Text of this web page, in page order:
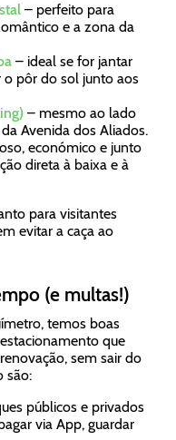
– perfeito para
e a zona da
– ideal se for jantar
o pôr do sol junto aos
– mesmo ao lado
Avenida dos Aliados.
económico e junto
direta à baixa e à
para visitantes
evitar a caça ao
(e multas!)
temos boas
que
sem sair do
são:
públicos e privados
via App, guardar